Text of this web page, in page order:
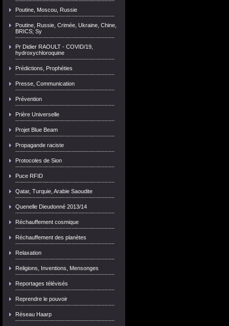
Poutine, Moscou, Russie
Poutine, Russie, Crimée, Ukraine, Chine,
BRICS; Sy
Pr Didier RAOULT - COVID/19,
hydroxychloroquine
Prédictions, Prophéties
Presse, Communication
Prévention
Prière Universelle
Projet Blue Beam
Propagande raciste
Protocoles de Sion
Puce RFID
Qatar, Turquie, Arabie Saoudite
Quenelle Dieudonné 2013/14
Réchauffement cosmique
Réchauffement des planètes
Relaxation
Religions, Inventions, Mensonges
Reportages télévisés
Reprendre le pouvoir
Réseau Haarp